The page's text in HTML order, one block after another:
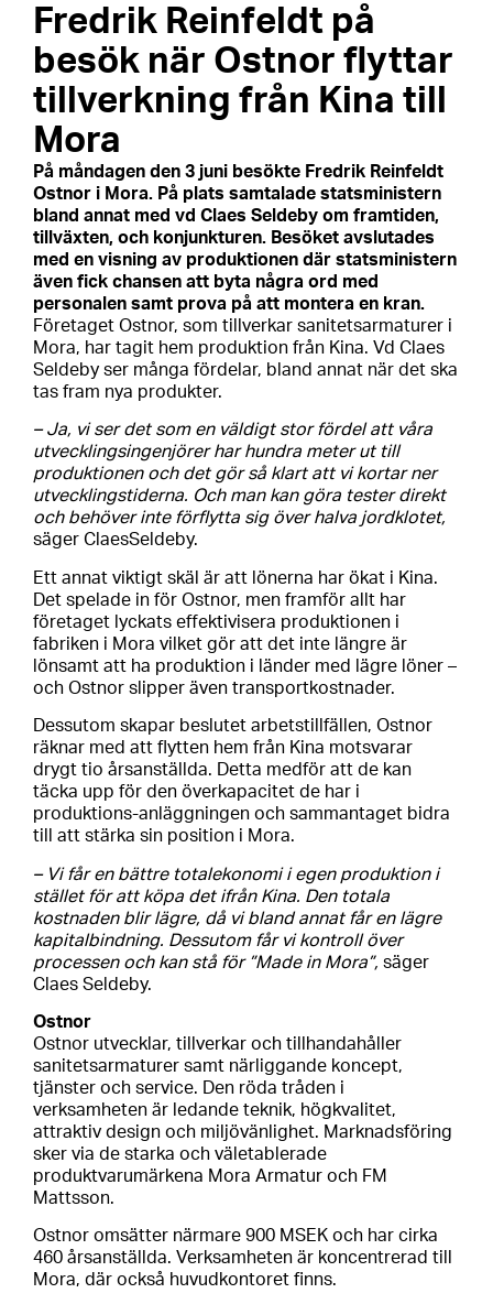
Fredrik Reinfeldt på
besök när Ostnor flyttar
tillverkning från Kina till
Mora
På måndagen den 3 juni besökte Fredrik Reinfeldt
Ostnor i Mora. På plats samtalade statsministern
bland annat med vd Claes Seldeby om framtiden,
tillväxten, och konjunkturen. Besöket avslutades
med en visning av produktionen där statsministern
även fick chansen att byta några ord med
personalen samt prova på att montera en kran.
Företaget Ostnor, som tillverkar sanitetsarmaturer i
Mora, har tagit hem produktion från Kina. Vd Claes
Seldeby ser många fördelar, bland annat när det ska
tas fram nya produkter.
– Ja, vi ser det som en väldigt stor fördel att våra
utvecklingsingenjörer har hundra meter ut till
produktionen och det gör så klart att vi kortar ner
utvecklingstiderna. Och man kan göra tester direkt
och behöver inte förflytta sig över halva jordklotet,
säger ClaesSeldeby.
Ett annat viktigt skäl är att lönerna har ökat i Kina.
Det spelade in för Ostnor, men framför allt har
företaget lyckats effektivisera produktionen i
fabriken i Mora vilket gör att det inte längre är
lönsamt att ha produktion i länder med lägre löner –
och Ostnor slipper även transportkostnader.
Dessutom skapar beslutet arbetstillfällen, Ostnor
räknar med att flytten hem från Kina motsvarar
drygt tio årsanställda. Detta medför att de kan
täcka upp för den överkapacitet de har i
produktions-anläggningen och sammantaget bidra
till att stärka sin position i Mora.
– Vi får en bättre totalekonomi i egen produktion i
stället för att köpa det ifrån Kina. Den totala
kostnaden blir lägre, då vi bland annat får en lägre
kapitalbindning. Dessutom får vi kontroll över
processen och kan stå för ”Made in Mora”, säger
Claes Seldeby.
Ostnor
Ostnor utvecklar, tillverkar och tillhandahåller
sanitetsarmaturer samt närliggande koncept,
tjänster och service. Den röda tråden i
verksamheten är ledande teknik, högkvalitet,
attraktiv design och miljövänlighet. Marknadsföring
sker via de starka och väletablerade
produktvarumärkena Mora Armatur och FM
Mattsson.
Ostnor omsätter närmare 900 MSEK och har cirka
460 årsanställda. Verksamheten är koncentrerad till
Mora, där också huvudkontoret finns.